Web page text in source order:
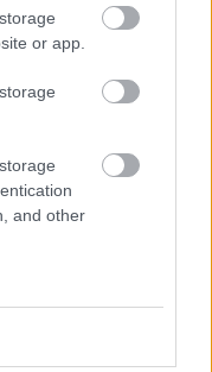
or app.
and other
našeho
Upsat